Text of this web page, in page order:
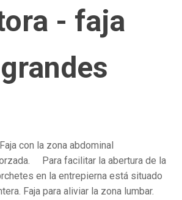
- faja
con la zona abdominal
Para facilitar la abertura de la
en la entrepierna está situado
Faja para aliviar la zona lumbar.